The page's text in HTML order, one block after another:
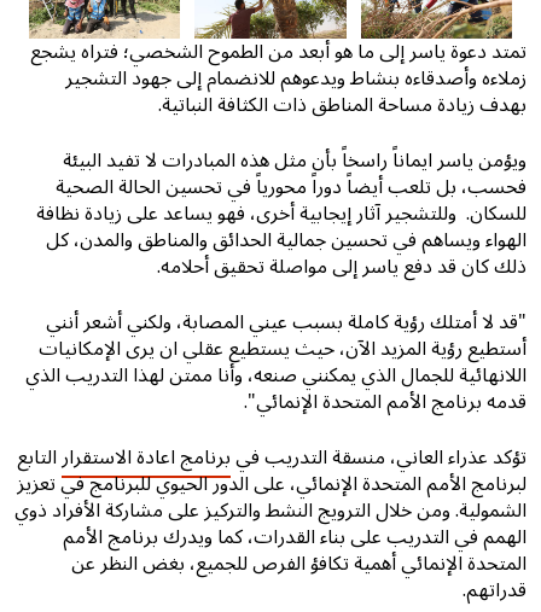
تمتد دعوة ياسر إلى ما هو أبعد من الطموح الشخصي؛ فتراه يشجع
زملاءه وأصدقاءه بنشاط ويدعوهم للانضمام إلى جهود التشجير
بهدف زيادة مساحة المناطق ذات الكثافة النباتية.
ويؤمن ياسر ايماناً راسخاً بأن مثل هذه المبادرات لا تفيد البيئة
فحسب، بل تلعب أيضاً دوراً محورياً في تحسين الحالة الصحية
للسكان. وللتشجير آثار إيجابية أخرى، فهو يساعد على زيادة نظافة
الهواء ويساهم في تحسين جمالية الحدائق والمناطق والمدن، كل
ذلك كان قد دفع ياسر إلى مواصلة تحقيق أحلامه.
"قد لا أمتلك رؤية كاملة بسبب عيني المصابة، ولكني أشعر أنني
أستطيع رؤية المزيد الآن، حيث يستطيع عقلي ان يرى الإمكانيات
اللانهائية للجمال الذي يمكنني صنعه، وأنا ممتن لهذا التدريب الذي
قدمه برنامج الأمم المتحدة الإنمائي".
تؤكد عذراء العاني، منسقة التدريب فيبرنامج اعادة الاستقرارالتابع
لبرنامج الأمم المتحدة الإنمائي، على الدور الحيوي للبرنامج في تعزيز
الشمولية. ومن خلال الترويج النشط والتركيز على مشاركة الأفراد ذوي
الهمم في التدريب على بناء القدرات، كما ويدرك برنامج الأمم
المتحدة الإنمائي أهمية تكافؤ الفرص للجميع، بغض النظر عن
قدراتهم.